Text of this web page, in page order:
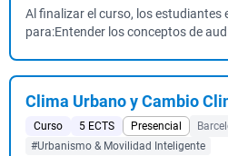
Al finalizar el curso, los
para:Entender los conceptos de
Clima Urbano y Cambio
Curso 5 ECTS Presencial
#Urbanismo & Movilidad Inteligente